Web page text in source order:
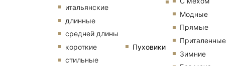
Пуховики
Модные
Прямые
Приталенные
Зимние
итальянские
длинные
средней длины
короткие
стильные